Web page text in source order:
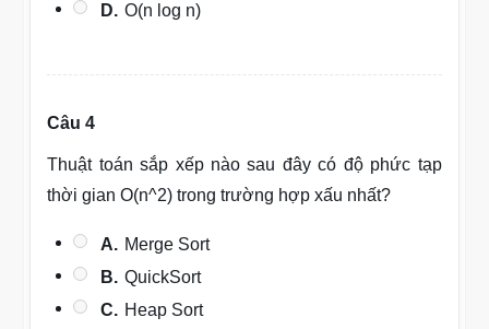
D. O(n log n)
Câu 4
Thuật toán sắp xếp nào sau đây có độ phức tạp
thời gian O(n^2) trong trường hợp xấu nhất?
A. Merge Sort
B. QuickSort
C. Heap Sort